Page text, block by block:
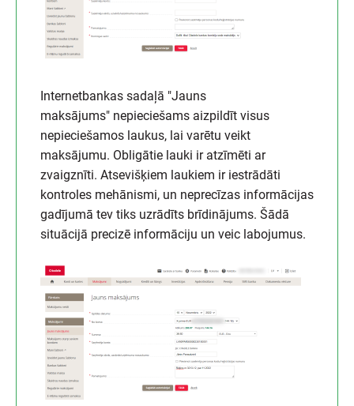
Internetbankas sadaļā "Jauns
maksājums" nepieciešams aizpildīt visus
nepieciešamos laukus, lai varētu veikt
maksājumu. Obligātie lauki ir atzīmēti ar
zvaigznīti. Atsevišķiem laukiem ir iestrādāti
kontroles mehānismi, un neprecīzas informācijas
gadījumā tev tiks uzrādīts brīdinājums. Šādā
situācijā precizē informāciju un veic labojumus.